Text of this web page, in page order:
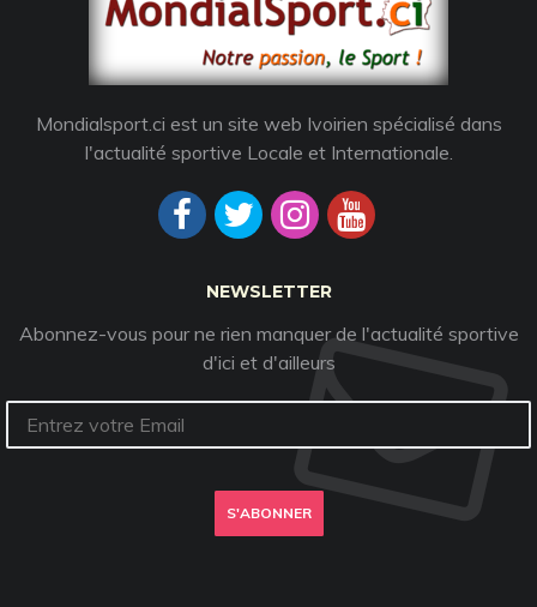
Mondialsport.ci est un site web Ivoirien spécialisé dans
l'actualité sportive Locale et Internationale.
NEWSLETTER
Abonnez-vous pour ne rien manquer de l'actualité sportive
d'ici et d'ailleurs
S'ABONNER